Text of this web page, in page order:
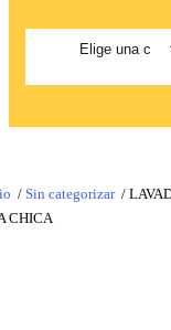
/ Sin categorizar /
CHICA